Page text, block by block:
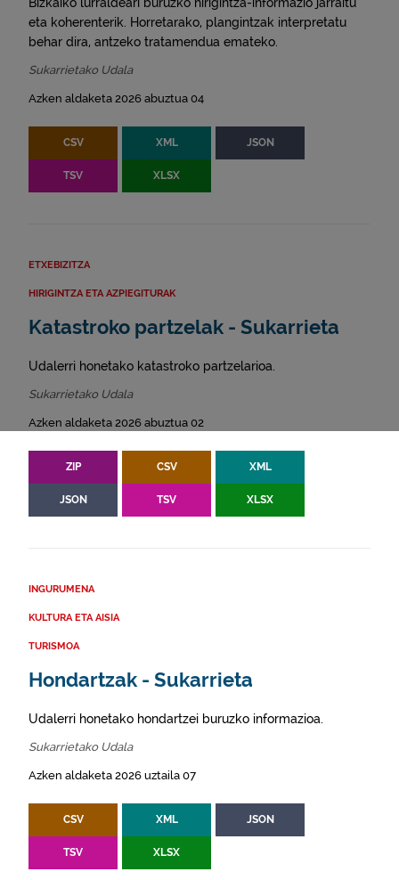
Bizkaiko lurraldeari buruzko hirigintza-informazio jarraitu
eta koherenterik. Horretarako, plangintzak interpretatu
behar dira, antzeko tratamendua emateko.
Sukarrietako Udala
Azken aldaketa 2026 abuztua 04
CSV XML JSON
TSV XLSX
ETXEBIZITZA
HIRIGINTZA ETA AZPIEGITURAK
Katastroko partzelak - Sukarrieta
Udalerri honetako katastroko partzelarioa.
Sukarrietako Udala
Azken aldaketa 2026 abuztua 02
ZIP CSV XML
JSON TSV XLSX
INGURUMENA
KULTURA ETA AISIA
TURISMOA
Hondartzak - Sukarrieta
Udalerri honetako hondartzei buruzko informazioa.
Sukarrietako Udala
Azken aldaketa 2026 uztaila 07
CSV XML JSON
TSV XLSX